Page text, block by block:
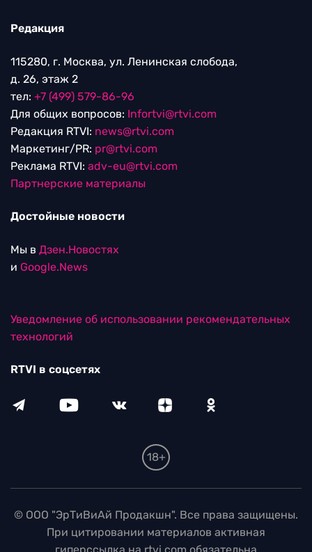
Редакция
115280, г. Москва, ул. Ленинская слобода,
д. 26, этаж 2
тел: +7 (499) 579-86-96
Для общих вопросов: Infortvi@rtvi.com
Редакция RTVI: news@rtvi.com
Маркетинг/PR: pr@rtvi.com
Реклама RTVI: adv-eu@rtvi.com
Партнерские материалы
Достойные новости
Мы в Дзен.Новостях
и Google.News
Уведомление об использовании рекомендательных
технологий
RTVI в соцсетях
18+
© ООО "ЭрТиВиАй Продакшн". Все права защищены.
При цитировании материалов активная